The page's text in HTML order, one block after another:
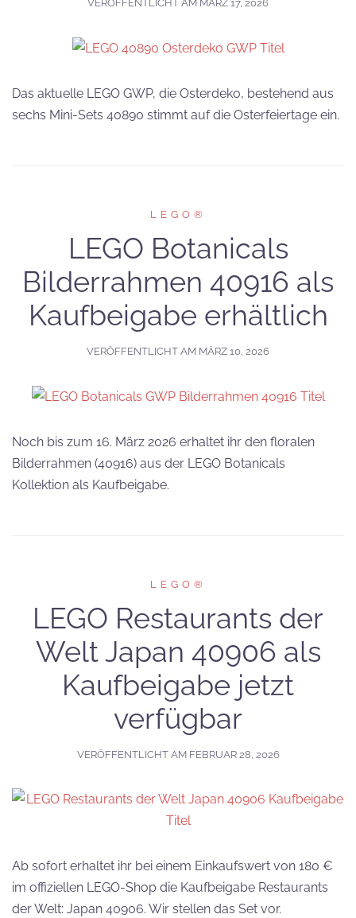
VERÖFFENTLICHT AM MÄRZ 17, 2026
Das aktuelle LEGO GWP, die Osterdeko, bestehend aus
sechs Mini-Sets 40890 stimmt auf die Osterfeiertage ein.
LEGO®
LEGO Botanicals
Bilderrahmen 40916 als
Kaufbeigabe erhältlich
VERÖFFENTLICHT AM MÄRZ 10, 2026
Noch bis zum 16. März 2026 erhaltet ihr den floralen
Bilderrahmen (40916) aus der LEGO Botanicals
Kollektion als Kaufbeigabe.
LEGO®
LEGO Restaurants der
Welt Japan 40906 als
Kaufbeigabe jetzt
verfügbar
VERÖFFENTLICHT AM FEBRUAR 28, 2026
Ab sofort erhaltet ihr bei einem Einkaufswert von 180 €
im offiziellen LEGO-Shop die Kaufbeigabe Restaurants
der Welt: Japan 40906. Wir stellen das Set vor.